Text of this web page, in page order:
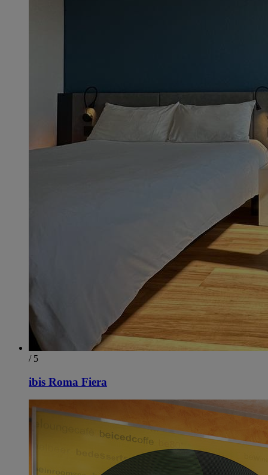
/ 5
ibis Roma Fiera